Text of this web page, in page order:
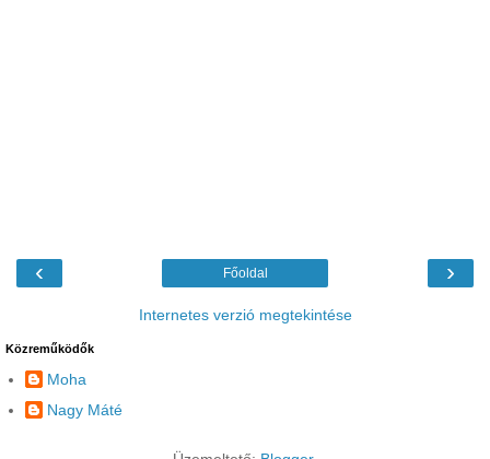
‹ ›
Főoldal
Internetes verzió megtekintése
Közreműködők
Moha
Nagy Máté